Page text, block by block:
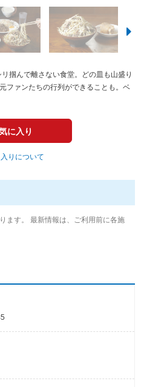
掴んで離さない食堂。どの皿も山盛り
ファンたちの行列ができることも。ベ
に入り
りについて
ます。 最新情報は、ご利用前に各施